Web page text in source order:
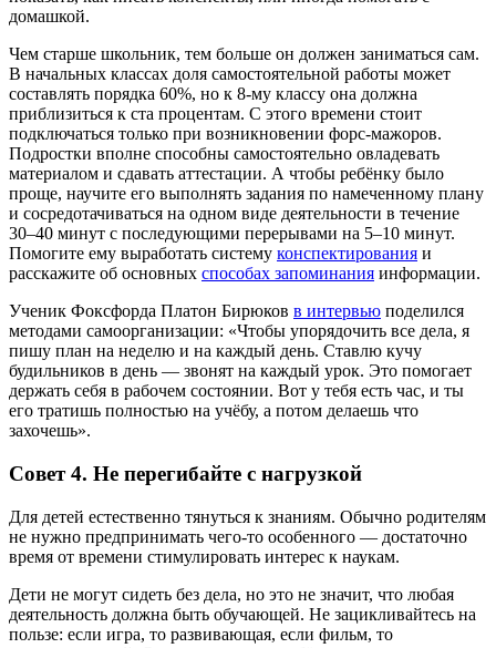
домашкой.
Чем старше школьник, тем больше он должен заниматься сам.
В начальных классах доля самостоятельной работы может
составлять порядка 60%, но к 8-му классу она должна
приблизиться к ста процентам. С этого времени стоит
подключаться только при возникновении форс-мажоров.
Подростки вполне способны самостоятельно овладевать
материалом и сдавать аттестации. А чтобы ребёнку было
проще, научите его выполнять задания по намеченному плану
и сосредотачиваться на одном виде деятельности в течение
30–40 минут с последующими перерывами на 5–10 минут.
Помогите ему выработать систему конспектирования и
расскажите об основных способах запоминания информации.
Ученик Фоксфорда Платон Бирюков в интервью поделился
методами самоорганизации: «Чтобы упорядочить все дела, я
пишу план на неделю и на каждый день. Ставлю кучу
будильников в день — звонят на каждый урок. Это помогает
держать себя в рабочем состоянии. Вот у тебя есть час, и ты
его тратишь полностью на учёбу, а потом делаешь что
захочешь».
Совет 4. Не перегибайте с нагрузкой
Для детей естественно тянуться к знаниям. Обычно родителям
не нужно предпринимать чего-то особенного — достаточно
время от времени стимулировать интерес к наукам.
Дети не могут сидеть без дела, но это не значит, что любая
деятельность должна быть обучающей. Не зацикливайтесь на
пользе: если игра, то развивающая, если фильм, то